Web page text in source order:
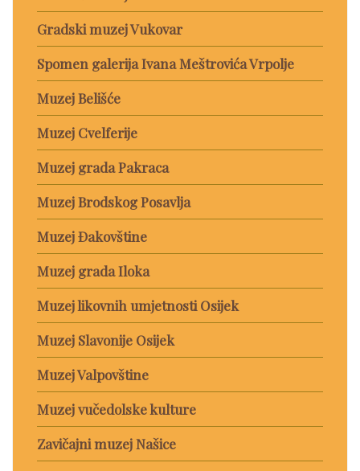
Gradski muzej Vukovar
Spomen galerija Ivana Meštrovića Vrpolje
Muzej Belišće
Muzej Cvelferije
Muzej grada Pakraca
Muzej Brodskog Posavlja
Muzej Đakovštine
Muzej grada Iloka
Muzej likovnih umjetnosti Osijek
Muzej Slavonije Osijek
Muzej Valpovštine
Muzej vučedolske kulture
Zavičajni muzej Našice